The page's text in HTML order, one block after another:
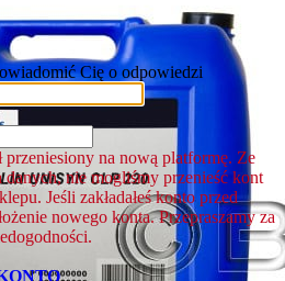
Cię o odpowiedzi
przeniesiony na nową platformę. Ze
nie mogliśmy przenieść kont
Jeśli zakładałeś konto przed
nowego konta. Przepraszamy za